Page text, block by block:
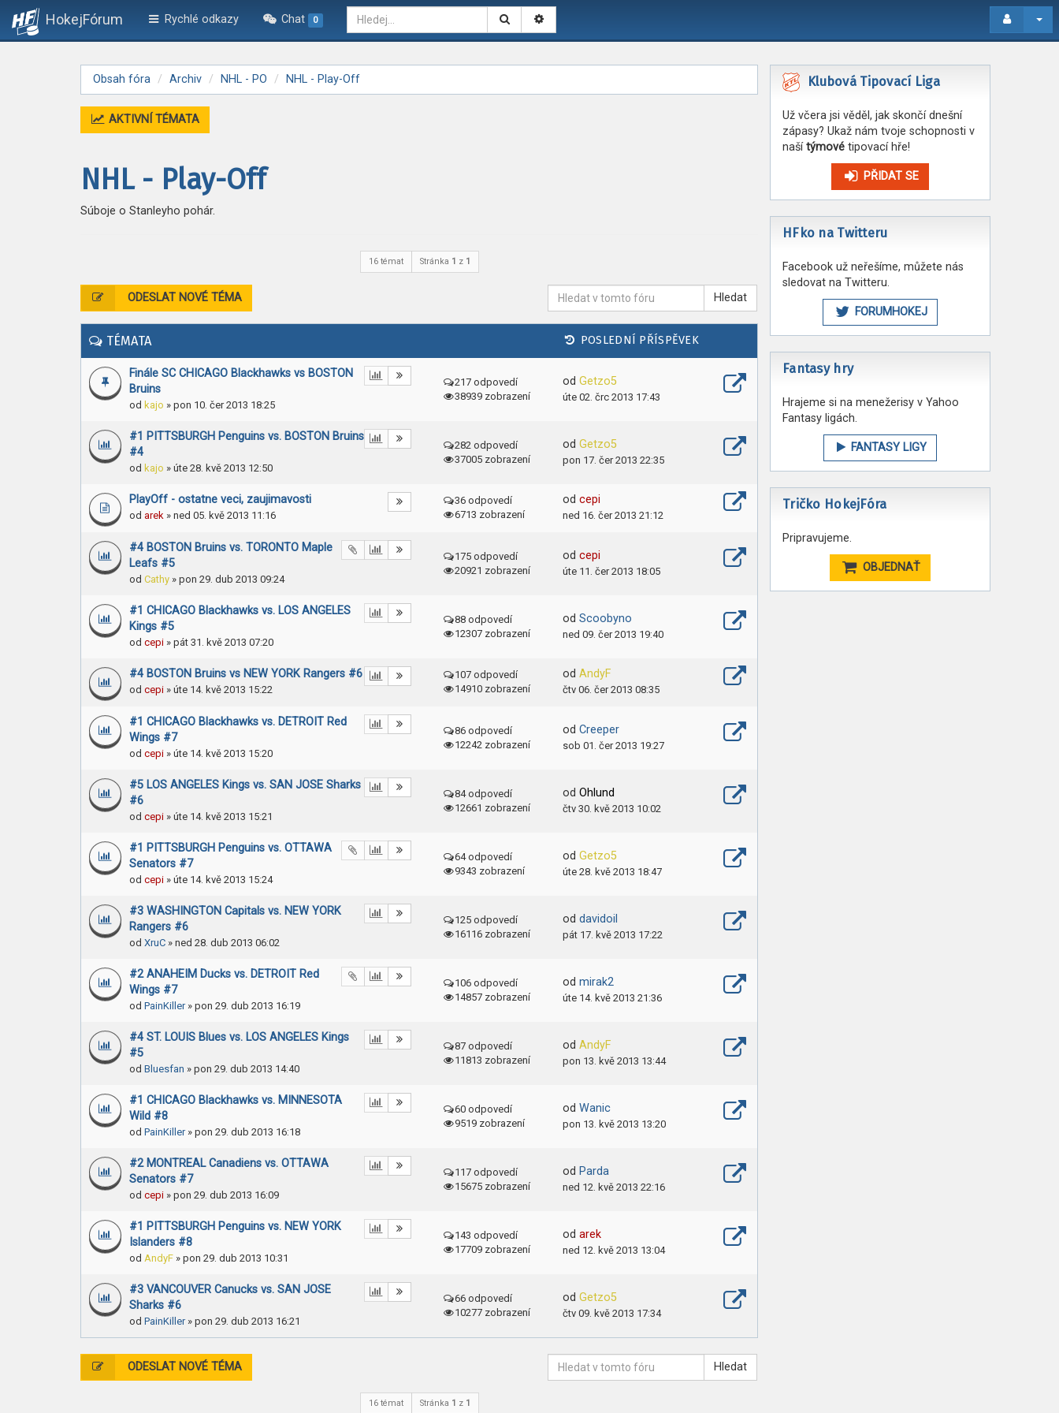
HokejFórum Rychlé odkazy Chat 0
Obsah fóra Archiv NHL - PO NHL - Play-Off
AKTIVNÍ TÉMATA
NHL - Play-Off
Súboje o Stanleyho pohár.
16 témat Stránka 1 z 1
ODESLAT NOVÉ TÉMA Hledat
TÉMATA POSLEDNÍ PŘÍSPĚVEK
Finále SC CHICAGO Blackhawks vs BOSTON
Bruins
od kajo » pon 10. čer 2013 18:25
217 odpovedí
38939 zobrazení
od Getzo5
úte 02. črc 2013 17:43
#1 PITTSBURGH Penguins vs. BOSTON Bruins
#4
od kajo » úte 28. kvě 2013 12:50
282 odpovedí
37005 zobrazení
od Getzo5
pon 17. čer 2013 22:35
PlayOff - ostatne veci, zaujimavosti
od arek» ned 05. kvě 2013 11:16
36 odpovedí
6713 zobrazení
od cepi
ned 16. čer 2013 21:12
#4 BOSTON Bruins vs. TORONTO Maple
Leafs #5
od Cathy» pon 29. dub 2013 09:24
175 odpovedí
20921 zobrazení
od cepi
úte 11. čer 2013 18:05
#1 CHICAGO Blackhawks vs. LOS ANGELES
Kings #5
od cepi» pát 31. kvě 2013 07:20
88 odpovedí
12307 zobrazení
od Scoobyno
ned 09. čer 2013 19:40
#4 BOSTON Bruins vs NEW YORK Rangers #6
od cepi» úte 14. kvě 2013 15:22
107 odpovedí
14910 zobrazení
od AndyF
čtv 06. čer 2013 08:35
#1 CHICAGO Blackhawks vs. DETROIT Red
Wings #7
od cepi» úte 14. kvě 2013 15:20
86 odpovedí
12242 zobrazení
od Creeper
sob 01. čer 2013 19:27
#5 LOS ANGELES Kings vs. SAN JOSE Sharks
#6
od cepi» úte 14. kvě 2013 15:21
84 odpovedí
12661 zobrazení
od Ohlund
čtv 30. kvě 2013 10:02
#1 PITTSBURGH Penguins vs. OTTAWA
Senators #7
od cepi» úte 14. kvě 2013 15:24
64 odpovedí
9343 zobrazení
od Getzo5
úte 28. kvě 2013 18:47
#3 WASHINGTON Capitals vs. NEW YORK
Rangers #6
od XruC» ned 28. dub 2013 06:02
125 odpovedí
16116 zobrazení
od davidoil
pát 17. kvě 2013 17:22
#2 ANAHEIM Ducks vs. DETROIT Red
Wings #7
od PainKiller» pon 29. dub 2013 16:19
106 odpovedí
14857 zobrazení
od mirak2
úte 14. kvě 2013 21:36
#4 ST. LOUIS Blues vs. LOS ANGELES Kings
#5
od Bluesfan » pon 29. dub 2013 14:40
87 odpovedí
11813 zobrazení
od AndyF
pon 13. kvě 2013 13:44
#1 CHICAGO Blackhawks vs. MINNESOTA
Wild #8
od PainKiller» pon 29. dub 2013 16:18
60 odpovedí
9519 zobrazení
od Wanic
pon 13. kvě 2013 13:20
#2 MONTREAL Canadiens vs. OTTAWA
Senators #7
od cepi» pon 29. dub 2013 16:09
117 odpovedí
15675 zobrazení
od Parda
ned 12. kvě 2013 22:16
#1 PITTSBURGH Penguins vs. NEW YORK
Islanders #8
od AndyF» pon 29. dub 2013 10:31
143 odpovedí
17709 zobrazení
od arek
ned 12. kvě 2013 13:04
#3 VANCOUVER Canucks vs. SAN JOSE
Sharks #6
od PainKiller» pon 29. dub 2013 16:21
66 odpovedí
10277 zobrazení
od Getzo5
čtv 09. kvě 2013 17:34
ODESLAT NOVÉ TÉMA Hledat
16 témat Stránka 1 z 1
Klubová Tipovací Liga
Už včera jsi věděl, jak skončí dnešní
zápasy? Ukaž nám tvoje schopnosti v
našítýmové tipovací hře!
PŘIDAT SE
HFko na Twitteru
Facebook už neřešíme, můžete nás
sledovat na Twitteru.
FORUMHOKEJ
Fantasy hry
Hrajeme si na menežerisy v Yahoo
Fantasy ligách.
FANTASY LIGY
Tričko HokejFóra
Pripravujeme.
OBJEDNAŤ